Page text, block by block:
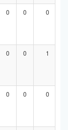
0 0 0
0 0 1
0 0 0